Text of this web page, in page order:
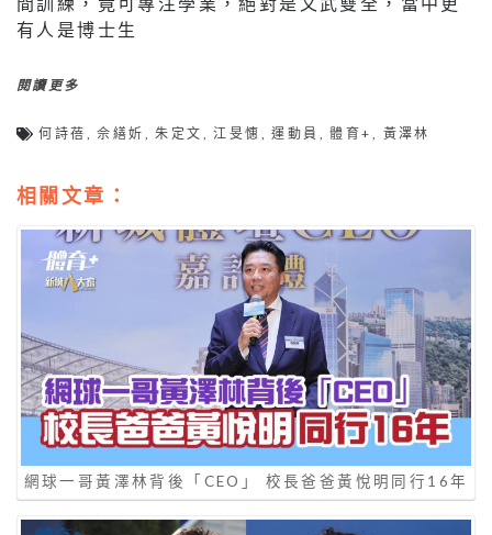
有人是博士生
閱讀更多
何詩蓓 ,佘繕妡 ,朱定文 ,江旻憓 ,運動員 ,體育+ 黃澤林
相關文章：
網球一哥黃澤林背後「CEO」 校長爸爸黃悅明同行16年